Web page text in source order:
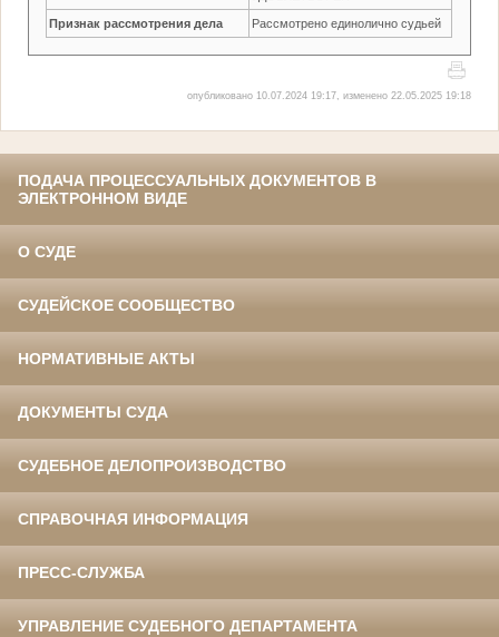
Признак рассмотрения дела Рассмотрено единолично судьей
опубликовано 10.07.2024 19:17, изменено 22.05.2025 19:18
ПОДАЧА ПРОЦЕССУАЛЬНЫХ ДОКУМЕНТОВ В
ЭЛЕКТРОННОМ ВИДЕ
О СУДЕ
СУДЕЙСКОЕ СООБЩЕСТВО
НОРМАТИВНЫЕ АКТЫ
ДОКУМЕНТЫ СУДА
СУДЕБНОЕ ДЕЛОПРОИЗВОДСТВО
СПРАВОЧНАЯ ИНФОРМАЦИЯ
ПРЕСС-СЛУЖБА
УПРАВЛЕНИЕ СУДЕБНОГО ДЕПАРТАМЕНТА